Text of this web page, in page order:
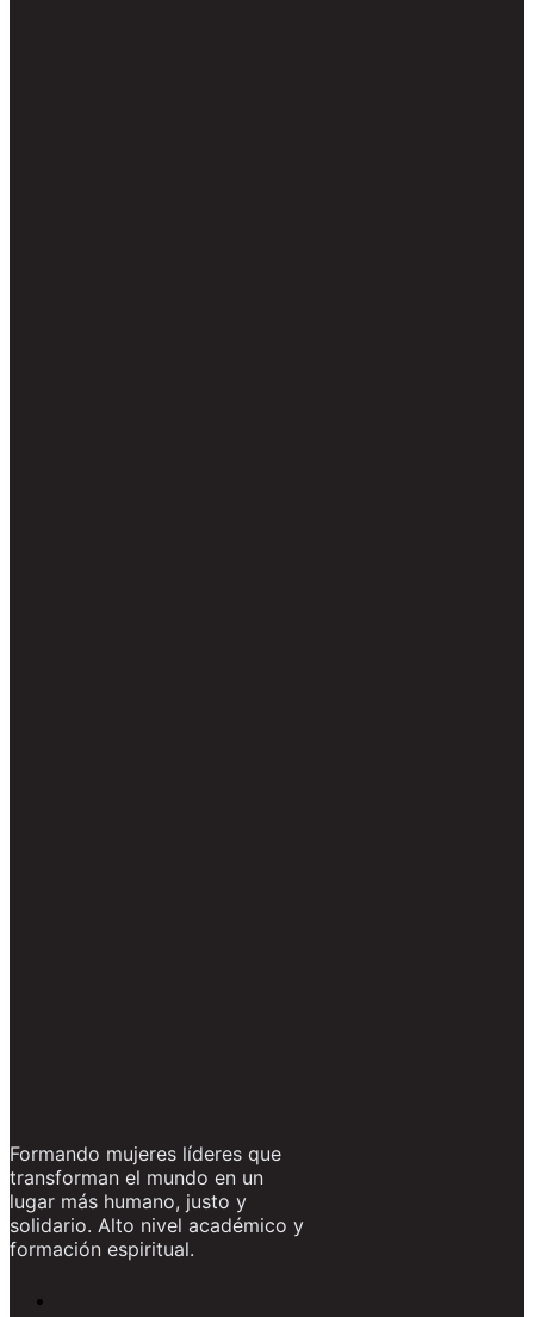
Formando mujeres líderes que
transforman el mundo en un
lugar más humano, justo y
solidario. Alto nivel académico y
formación espiritual.